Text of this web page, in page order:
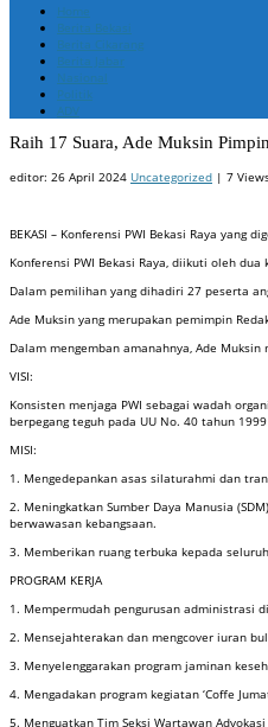
Home
Berita Bekasi
Berita Cikarang
Berita Jabar
Nasional
Politik
ADV
Raih 17 Suara, Ade Muksin
editor: 26 April 2024 Uncategorized | 7
BEKASI – Konferensi PWI Bekasi Raya yang
Konferensi PWI Bekasi Raya, diikuti oleh
Dalam pemilihan yang dihadiri 27 peserta
Ade Muksin yang merupakan pemimpin
Dalam mengemban amanahnya, Ade
VISI:
Konsisten menjaga PWI sebagai wadah
berpegang teguh pada UU No. 40 tahun 1999
MISI:
1. Mengedepankan asas silaturahmi dan
2. Meningkatkan Sumber Daya Manusia
berwawasan kebangsaan.
3. Memberikan ruang terbuka kepada
PROGRAM KERJA
1. Mempermudah pengurusan administrasi
2. Mensejahterakan dan mengcover iuran
3. Menyelenggarakan program jaminan
4. Mengadakan program kegiatan ‘Coffe
5. Menguatkan Tim Seksi Wartawan